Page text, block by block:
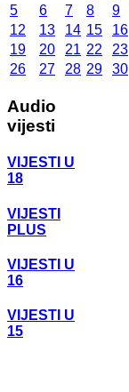
5
6 7 8 9
12
13 14 15 16
19
20 21 22 23
26
27 28 29 30
Audio
vijesti
VIJESTI U
18
VIJESTI
PLUS
VIJESTI U
16
VIJESTI U
15